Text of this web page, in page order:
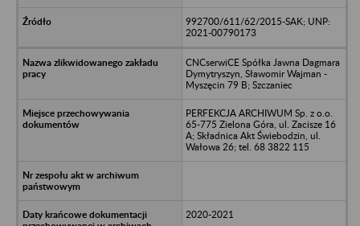
992700/611/62/2015-SAK; UNP:
2021-00790173
CNCserwiCE Spółka Jawna Dagmara
Dymytryszyn, Sławomir Wajman -
Myszęcin 79 B; Szczaniec
PERFEKCJA ARCHIWUM Sp. z o.o.
65-775 Zielona Góra, ul. Zacisze 16
A; Składnica Akt Świebodzin, ul.
Wałowa 26; tel. 68 3822 115
2020-2021